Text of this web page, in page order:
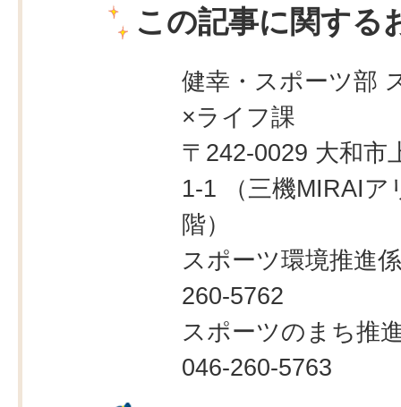
この記事に関する
健幸・スポーツ部
×ライフ課
〒242-0029 大和市
1-1 （三機MIRAIア
階）
スポーツ環境推進
260-5762
スポーツのまち推
046-260-5763